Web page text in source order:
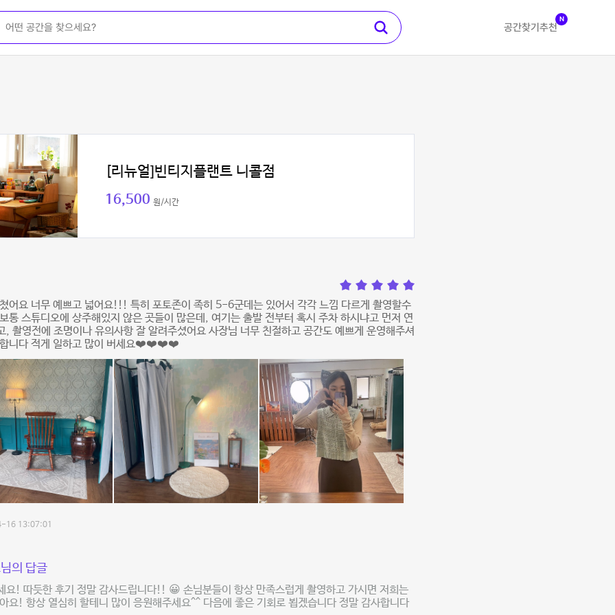
공간찾기 추천
N
[리뉴얼]빈티지플랜트 니콜점
16,500 원/시간
어요 너무 예쁘고 넓어요!!! 특히 포토존이 족히 5-6군데는 있어서 각각 느낌 다르게 촬영할수
통 스튜디오에 상주해있지 않은 곳들이 많은데, 여기는 출발 전부터 혹시 주차 하시냐고 먼저 연
, 촬영전에 조명이나 유의사항 잘 알려주셨어요 사장님 너무 친절하고 공간도 예쁘게 운영해주셔
합니다 적게 일하고 많이 버세요❤️❤️❤️❤️
16 13:07:01
의 답글
요! 따듯한 후기 정말 감사드립니다!! 😀 손님분들이 항상 만족스럽게 촬영하고 가시면 저희는
요! 항상 열심히 할테니 많이 응원해주세요^^ 다음에 좋은 기회로 뵙겠습니다 정말 감사합니다